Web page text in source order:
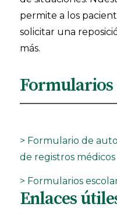
permite a los
solicitar una
más.
Formularios
> Formulario de
de registros médicos
> Formularios
Enlaces